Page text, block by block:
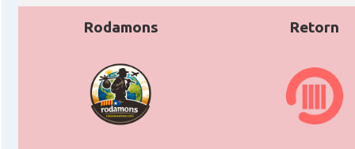
Rodamons Retorn